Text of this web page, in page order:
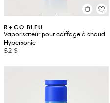
R+CO BLEU
Vaporisateur pour coiffage à chaud
Hypersonic
52 $